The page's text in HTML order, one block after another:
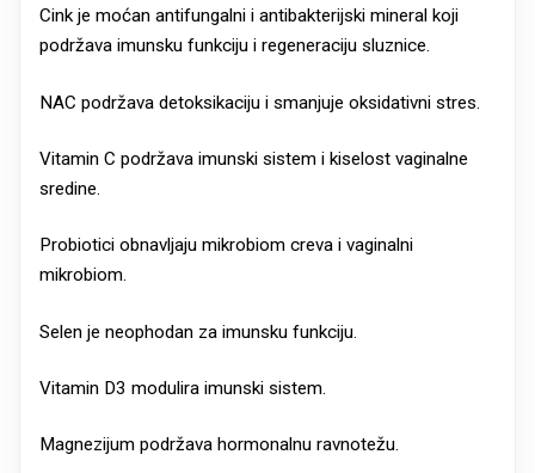
Cink je moćan antifungalni i antibakterijski mineral koji
podržava imunsku funkciju i regeneraciju sluznice.
NAC podržava detoksikaciju i smanjuje oksidativni stres.
Vitamin C podržava imunski sistem i kiselost vaginalne
sredine.
Probiotici obnavljaju mikrobiom creva i vaginalni
mikrobiom.
Selen je neophodan za imunsku funkciju.
Vitamin D3 modulira imunski sistem.
Magnezijum podržava hormonalnu ravnotežu.